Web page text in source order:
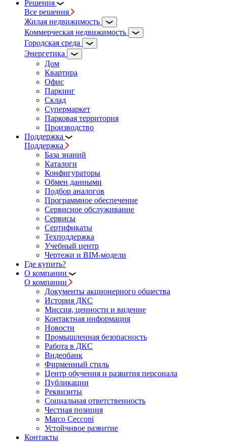
Решения
Все решения
Жилая недвижимость
Коммерческая недвижимость
Городская среда
Энергетика
Дом
Квартира
Офис
Паркинг
Склад
Супермаркет
Парковая территория
Производство
Поддержка
Поддержка
База знаний
Каталоги
Конфигураторы
Обмен данными
Подбор аналогов
Программное обеспечение
Сервисное обслуживание
Сервисы
Сертификаты
Техподдержка
Учебный центр
Чертежи и BIM-модели
Где купить?
О компании
О компании
Документы акционерного общества
История ДКС
Миссия, ценности и видение
Контактная информация
Новости
Промышленная безопасность
Работа в ДКС
Видеобанк
Фирменный стиль
Центр обучения и развития персонала
Публикации
Реквизиты
Социальная ответственность
Честная позиция
Marco Cecconi
Устойчивое развитие
Контакты